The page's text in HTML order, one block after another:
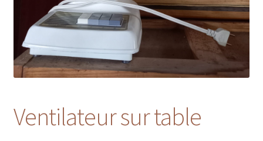
Ventilateur sur table